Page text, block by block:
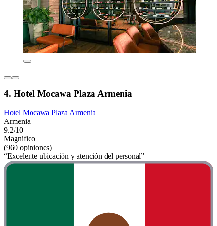
4. Hotel Mocawa Plaza Armenia
Hotel Mocawa Plaza Armenia
Armenia
9.2/10
Magnífico
(960 opiniones)
“Excelente ubicación y atención del personal”